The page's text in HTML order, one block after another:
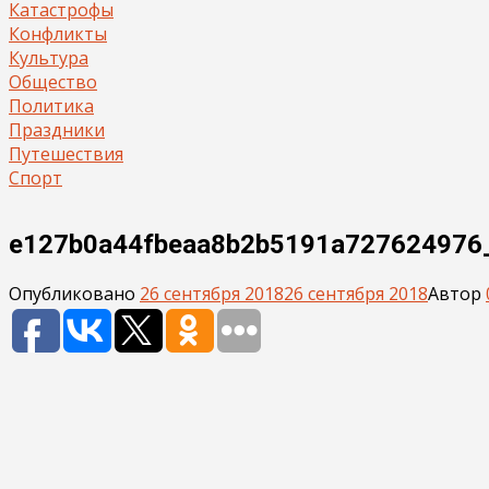
Катастрофы
Конфликты
Культура
Общество
Политика
Праздники
Путешествия
Спорт
Опубликовано 26 сентября 201826 сентября 2018Автор